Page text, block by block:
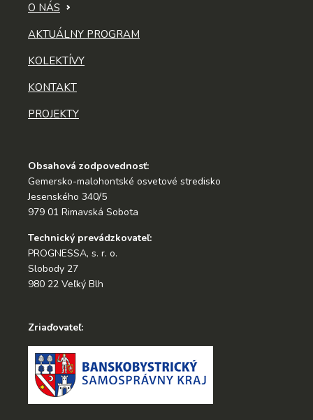
O NÁS
AKTUÁLNY PROGRAM
KOLEKTÍVY
KONTAKT
PROJEKTY
Obsahová zodpovednosť:
Gemersko-malohontské osvetové stredisko
Jesenského 340/5
979 01 Rimavská Sobota
Technický prevádzkovateľ:
PROGNESSA, s. r. o.
Slobody 27
980 22 Veľký Blh
Zriaďovateľ: